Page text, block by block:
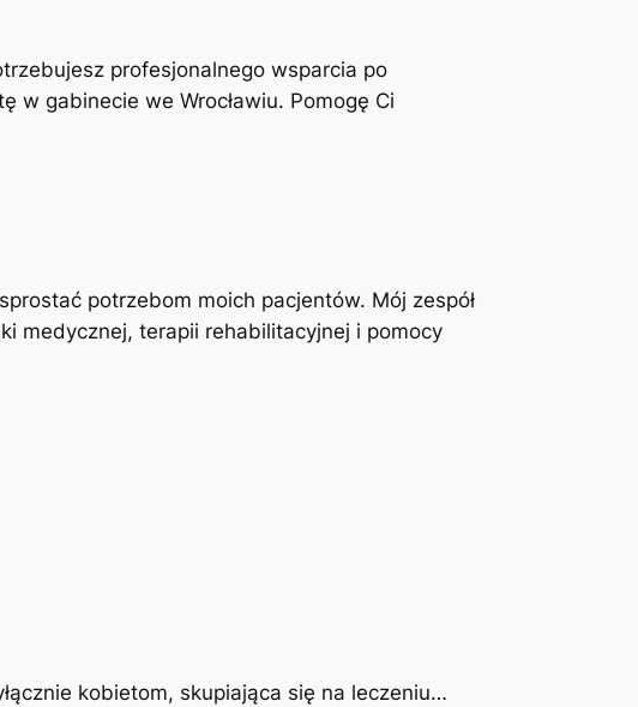
profesjonalnego wsparcia po
w gabinecie we Wrocławiu. Pomogę Ci
potrzebom moich pacjentów. Mój zespół
medycznej, terapii rehabilitacyjnej i pomocy
kobietom, skupiająca się na leczeniu…